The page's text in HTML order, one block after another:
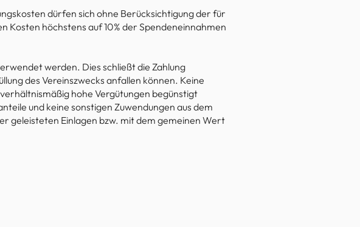
dürfen sich ohne Berücksichtigung der für
Kosten höchstens auf 10% der Spendeneinnahmen
werden. Dies schließt die Zahlung
des Vereinszwecks anfallen können. Keine
hohe Vergütungen begünstigt
und keine sonstigen Zuwendungen aus dem
geleisteten Einlagen bzw. mit dem gemeinen Wert